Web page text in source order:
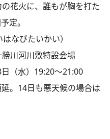
花火に、誰もが胸を打た
定。
なびたいかい）
川河川敷特設会場
（水）19:20～21:00
。14日も悪天候の場合は